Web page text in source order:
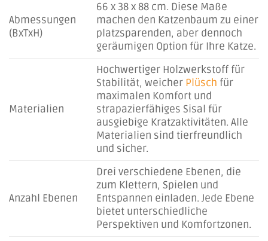
Abmessungen
(BxTxH)
66 x 38 x 88 cm. Diese Maße
machen den Katzenbaum zu einer
platzsparenden, aber dennoch
geräumigen Option für Ihre Katze.
Materialien
Hochwertiger Holzwerkstoff für
Stabilität, weicher Plüsch für
maximalen Komfort und
strapazierfähiges Sisal für
ausgiebige Kratzaktivitäten. Alle
Materialien sind tierfreundlich
und sicher.
Anzahl Ebenen
Drei verschiedene Ebenen, die
zum Klettern, Spielen und
Entspannen einladen. Jede Ebene
bietet unterschiedliche
Perspektiven und Komfortzonen.